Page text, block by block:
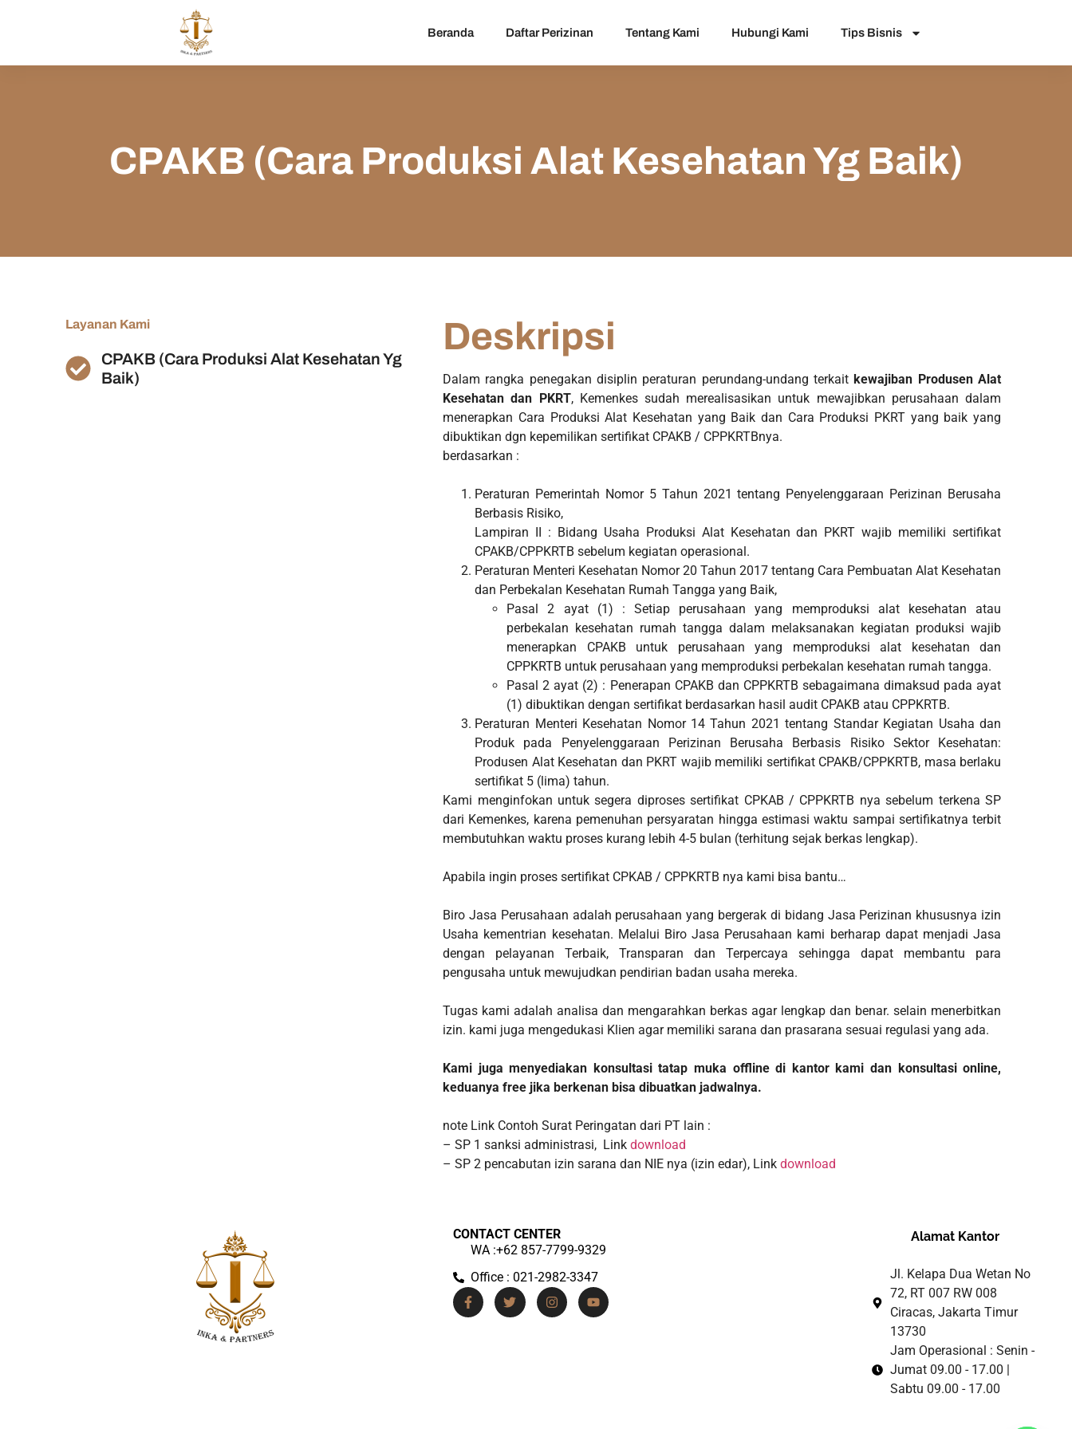
Beranda Daftar Perizinan Tentang Kami Hubungi Kami Tips Bisnis
CPAKB (Cara Produksi Alat Kesehatan Yg Baik)
Layanan Kami
CPAKB (Cara Produksi Alat Kesehatan Yg
Baik)
Deskripsi
Dalam rangka penegakan disiplin peraturan perundang-undang terkait kewajiban Produsen Alat
Kesehatan dan PKRT, Kemenkes sudah merealisasikan untuk mewajibkan perusahaan dalam
menerapkan Cara Produksi Alat Kesehatan yang Baik dan Cara Produksi PKRT yang baik yang
dibuktikan dgn kepemilikan sertifikat CPAKB / CPPKRTBnya.
berdasarkan :
Peraturan Pemerintah Nomor 5 Tahun 2021 tentang Penyelenggaraan Perizinan Berusaha
Berbasis Risiko,
Lampiran II : Bidang Usaha Produksi Alat Kesehatan dan PKRT wajib memiliki sertifikat
CPAKB/CPPKRTB sebelum kegiatan operasional.
Peraturan Menteri Kesehatan Nomor 20 Tahun 2017 tentang Cara Pembuatan Alat Kesehatan
dan Perbekalan Kesehatan Rumah Tangga yang Baik,
Pasal 2 ayat (1) : Setiap perusahaan yang memproduksi alat kesehatan atau
perbekalan kesehatan rumah tangga dalam melaksanakan kegiatan produksi wajib
menerapkan CPAKB untuk perusahaan yang memproduksi alat kesehatan dan
CPPKRTB untuk perusahaan yang memproduksi perbekalan kesehatan rumah tangga.
Pasal 2 ayat (2) : Penerapan CPAKB dan CPPKRTB sebagaimana dimaksud pada ayat
(1) dibuktikan dengan sertifikat berdasarkan hasil audit CPAKB atau CPPKRTB.
Peraturan Menteri Kesehatan Nomor 14 Tahun 2021 tentang Standar Kegiatan Usaha dan
Produk pada Penyelenggaraan Perizinan Berusaha Berbasis Risiko Sektor Kesehatan:
Produsen Alat Kesehatan dan PKRT wajib memiliki sertifikat CPAKB/CPPKRTB, masa berlaku
sertifikat 5 (lima) tahun.
Kami menginfokan untuk segera diproses sertifikat CPKAB / CPPKRTB nya sebelum terkena SP
dari Kemenkes, karena pemenuhan persyaratan hingga estimasi waktu sampai sertifikatnya terbit
membutuhkan waktu proses kurang lebih 4-5 bulan (terhitung sejak berkas lengkap).
Apabila ingin proses sertifikat CPKAB / CPPKRTB nya kami bisa bantu…
Biro Jasa Perusahaan adalah perusahaan yang bergerak di bidang Jasa Perizinan khususnya izin
Usaha kementrian kesehatan. Melalui Biro Jasa Perusahaan kami berharap dapat menjadi Jasa
dengan pelayanan Terbaik, Transparan dan Terpercaya sehingga dapat membantu para
pengusaha untuk mewujudkan pendirian badan usaha mereka.
Tugas kami adalah analisa dan mengarahkan berkas agar lengkap dan benar. selain menerbitkan
izin. kami juga mengedukasi Klien agar memiliki sarana dan prasarana sesuai regulasi yang ada.
Kami juga menyediakan konsultasi tatap muka offline di kantor kami dan konsultasi online,
keduanya free jika berkenan bisa dibuatkan jadwalnya.
note Link Contoh Surat Peringatan dari PT lain :
– SP 1 sanksi administrasi, Linkdownload
– SP 2 pencabutan izin sarana dan NIE nya (izin edar), Linkdownload
CONTACT CENTER
WA :+62 857-7799-9329
Office : 021-2982-3347
Alamat Kantor
Jl. Kelapa Dua Wetan No
72, RT 007 RW 008
Ciracas, Jakarta Timur
13730
Jam Operasional : Senin -
Jumat 09.00 - 17.00 |
Sabtu 09.00 - 17.00